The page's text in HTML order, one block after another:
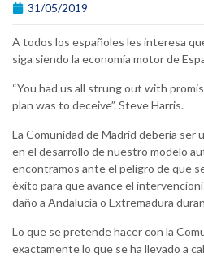
31/05/2019
A todos los españoles les interesa
siga siendo la economía motor de
“You had us all strung out with
plan was to deceive”. Steve Harris.
La Comunidad de Madrid debería ser
en el desarrollo de nuestro modelo
encontramos ante el peligro de que
éxito para que avance el
daño a Andalucía o Extremadura
Lo que se pretende hacer con la
exactamente lo que se ha llevado a